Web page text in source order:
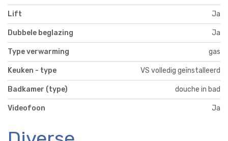
Lift Ja
Dubbele beglazing Ja
Type verwarming gas
Keuken - type VS volledig geïnstalleerd
Badkamer (type) douche in bad
Videofoon Ja